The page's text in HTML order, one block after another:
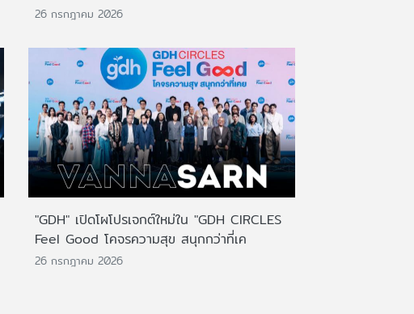
26 กรกฎาคม 2026
"GDH" เปิดโผโปรเจกต์ใหม่ใน "GDH CIRCLES
Feel Good โคจรความสุข สนุกกว่าที่เค
26 กรกฎาคม 2026